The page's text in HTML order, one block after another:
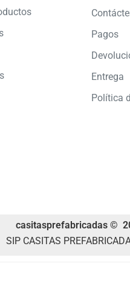
Pagos
Entrega
Política
casitasprefabricadas ©
SIP CASITAS